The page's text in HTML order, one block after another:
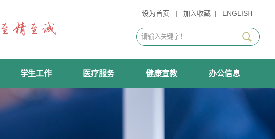
设为首页 | 加入收藏 | ENGLISH
学生工作 医疗服务 健康宣教 办公信息